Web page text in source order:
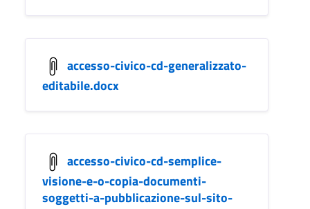
accesso-civico-cd-generalizzato-
editabile.docx
accesso-civico-cd-semplice-
visione-e-o-copia-documenti-
soggetti-a-pubblicazione-sul-sito-